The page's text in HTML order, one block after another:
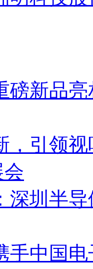
磅新品
，引领
会
深圳半
手中国